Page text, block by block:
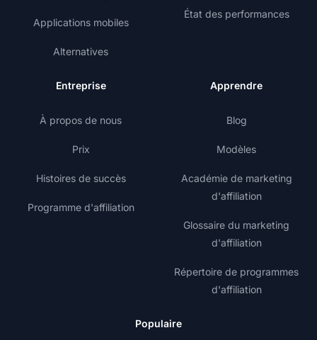
Applications mobiles
Alternatives
État des performances
Entreprise
À propos de nous
Prix
Histoires de succès
Programme d'affiliation
Apprendre
Blog
Modèles
Académie de marketing
d'affiliation
Glossaire du marketing
d'affiliation
Répertoire de programmes
d'affiliation
Populaire